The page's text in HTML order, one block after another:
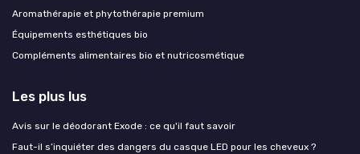
Aromathérapie et phytothérapie premium
Équipements esthétiques bio
Compléments alimentaires bio et nutricosmétique
Les plus lus
Avis sur le déodorant Exode : ce qu'il faut savoir
Faut-il s’inquiéter des dangers du casque LED pour les cheveux ?